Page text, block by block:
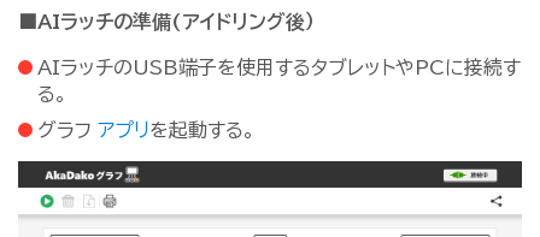
■AIラッチの準備(アイドリング後）
AIラッチのUSB端子を使用するタブレットやPCに接続す
る。
グラフ アプリを起動する。